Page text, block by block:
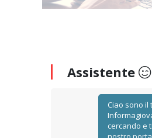
Assistente
Ciao sono
cercando e